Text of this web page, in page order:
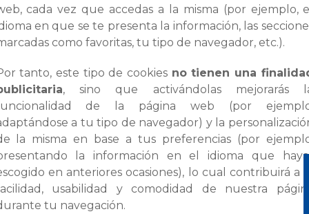
cada vez que accedas a la misma (por ejemplo,
en que se te presenta la información, las
como favoritas, tu tipo de navegador, etc.).
tanto, este tipo de cookies no tienen una
, sino que activándolas mejorarás
de la página web (por
a tu tipo de navegador) y la
la misma en base a tus preferencias (por
la información en el idioma que
en anteriores ocasiones), lo cual contribuirá a
usabilidad y comodidad de nuestra
tu navegación.